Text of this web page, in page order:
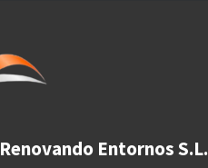
Renovando Entornos S.L.